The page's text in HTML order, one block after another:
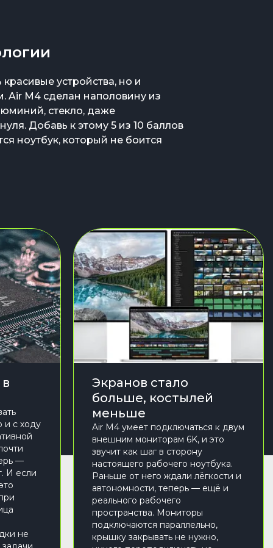
устройства, но и
Air M4 сделан наполовину из
стекло, даже
Добавь к этому 5 из 10 баллов
ноутбук, который не боится
и с ходу
—
И если
не
Экранов стало
больше, костылей
меньше
Air M4 умеет подключаться к двум
внешним мониторам 6K, и это
звучит как шаг в сторону
настоящего рабочего ноутбука.
Раньше от него ждали лёгкости и
автономности, теперь — ещё и
реального рабочего
пространства. Мониторы
подключаются параллельно,
крышку закрывать не нужно,